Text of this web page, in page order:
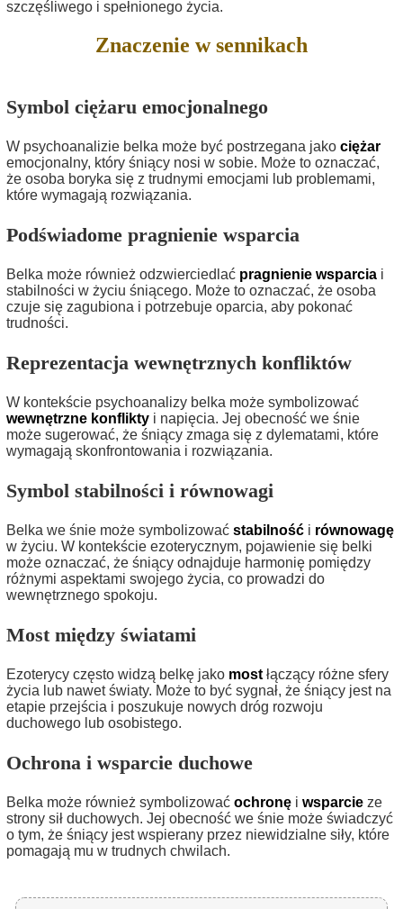
szczęśliwego i spełnionego życia.
Znaczenie w sennikach
Symbol ciężaru emocjonalnego
W psychoanalizie belka może być postrzegana jako ciężar
emocjonalny, który śniący nosi w sobie. Może to oznaczać,
że osoba boryka się z trudnymi emocjami lub problemami,
które wymagają rozwiązania.
Podświadome pragnienie wsparcia
Belka może również odzwierciedlać pragnienie wsparcia i
stabilności w życiu śniącego. Może to oznaczać, że osoba
czuje się zagubiona i potrzebuje oparcia, aby pokonać
trudności.
Reprezentacja wewnętrznych konfliktów
W kontekście psychoanalizy belka może symbolizować
wewnętrzne konflikty i napięcia. Jej obecność we śnie
może sugerować, że śniący zmaga się z dylematami, które
wymagają skonfrontowania i rozwiązania.
Symbol stabilności i równowagi
Belka we śnie może symbolizować stabilność i równowagę
w życiu. W kontekście ezoterycznym, pojawienie się belki
może oznaczać, że śniący odnajduje harmonię pomiędzy
różnymi aspektami swojego życia, co prowadzi do
wewnętrznego spokoju.
Most między światami
Ezoterycy często widzą belkę jako most łączący różne sfery
życia lub nawet światy. Może to być sygnał, że śniący jest na
etapie przejścia i poszukuje nowych dróg rozwoju
duchowego lub osobistego.
Ochrona i wsparcie duchowe
Belka może również symbolizować ochronę i wsparcie ze
strony sił duchowych. Jej obecność we śnie może świadczyć
o tym, że śniący jest wspierany przez niewidzialne siły, które
pomagają mu w trudnych chwilach.